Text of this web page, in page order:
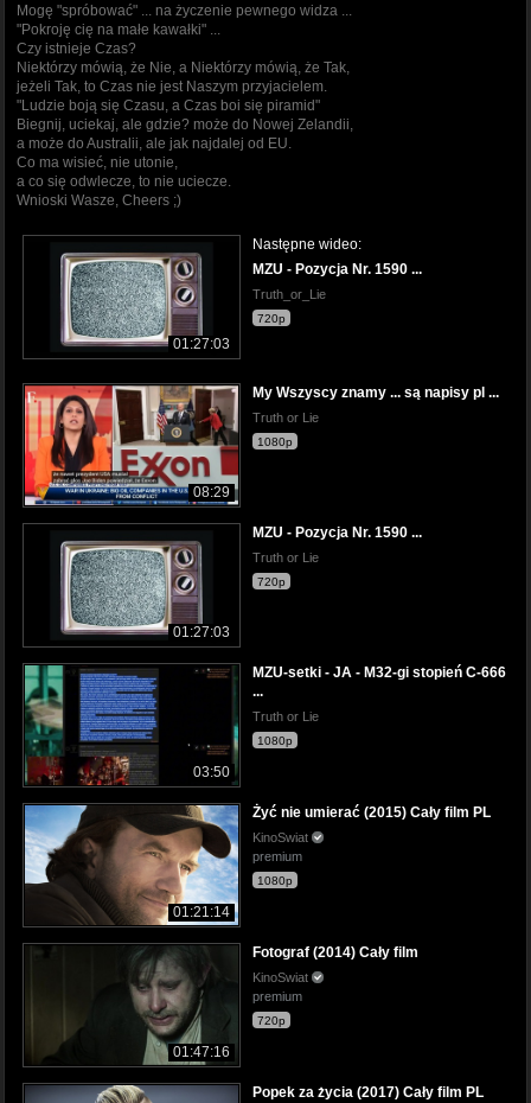
Mogę "spróbować" ... na życzenie pewnego widza ...
"Pokroję cię na małe kawałki" ...
Czy istnieje Czas?
Niektórzy mówią, że Nie, a Niektórzy mówią, że Tak,
jeżeli Tak, to Czas nie jest Naszym przyjacielem.
"Ludzie boją się Czasu, a Czas boi się piramid"
Biegnij, uciekaj, ale gdzie? może do Nowej Zelandii,
a może do Australii, ale jak najdalej od EU.
Co ma wisieć, nie utonie,
a co się odwlecze, to nie uciecze.
Wnioski Wasze, Cheers ;)
01:27:03
Następne wideo:
MZU - Pozycja Nr. 1590 ...
Truth_or_Lie
720p
08:29
My Wszyscy znamy ... są napisy pl ...
Truth or Lie
1080p
01:27:03
MZU - Pozycja Nr. 1590 ...
Truth or Lie
720p
03:50
MZU-setki - JA - M32-gi stopień C-666
...
Truth or Lie
1080p
01:21:14
Żyć nie umierać (2015) Cały film PL
KinoSwiat
premium
1080p
01:47:16
Fotograf (2014) Cały film
KinoSwiat
premium
720p
Popek za życia (2017) Cały film PL